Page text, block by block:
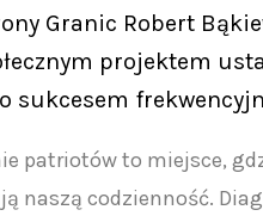
Granic Robert
projektem
sukcesem
patriotów to miejsce,
naszą codzienność.